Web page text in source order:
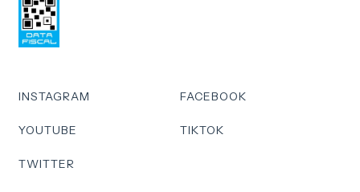
INSTAGRAM FACEBOOK
YOUTUBE TIKTOK
TWITTER